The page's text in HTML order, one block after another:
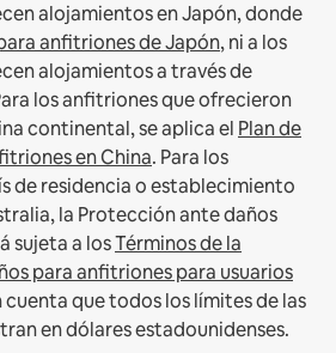
alojamientos en Japón, donde
anfitriones de Japón, ni a los
alojamientos a través de
los anfitriones que ofrecieron
continental, se aplica el Plan de
en China. Para los
de residencia o establecimiento
la Protección ante daños
sujeta a losTérminos de la
para anfitriones para usuarios
cuenta que todos los límites de las
en dólares estadounidenses.